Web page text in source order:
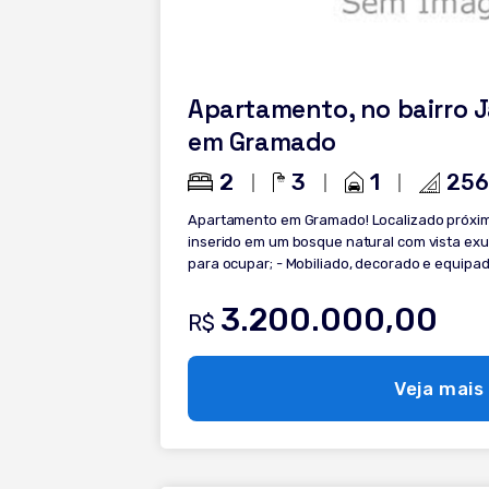
Apartamento, no bairro
em Gramado
2 3 1
Apartamento em Gramado! Localizado
inserido em um bosque natural com vista
para ocupar; - Mobiliado, decorado e
integrada com bancada; - Churrasqueira; -
em madeira; - Calefação instalada; - Agua
R$ 3.200.000,00
Veja mais